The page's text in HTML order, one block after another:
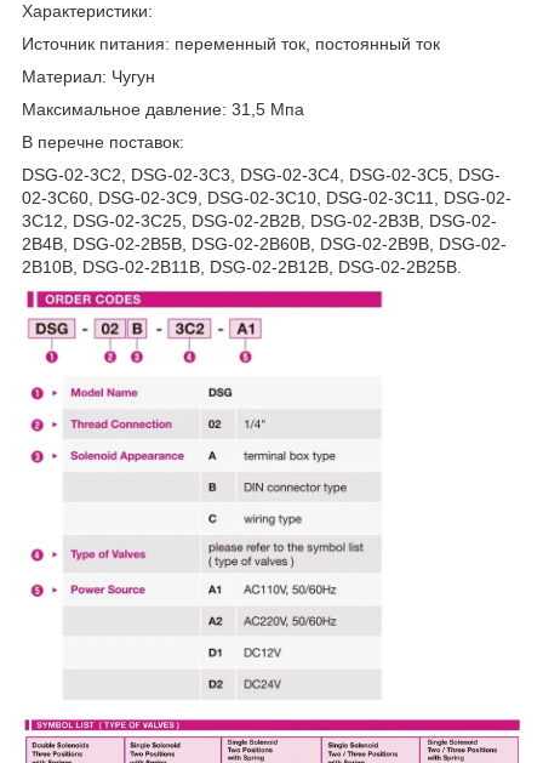
Характеристики:
Источник питания: переменный ток, постоянный ток
Материал: Чугун
Максимальное давление: 31,5 Мпа
В перечне поставок:
DSG-02-3C2, DSG-02-3C3, DSG-02-3C4, DSG-02-3C5, DSG-
02-3C60, DSG-02-3C9, DSG-02-3C10, DSG-02-3C11, DSG-02-
3C12, DSG-02-3C25, DSG-02-2B2B, DSG-02-2B3B, DSG-02-
2B4B, DSG-02-2B5B, DSG-02-2B60B, DSG-02-2B9B, DSG-02-
2B10B, DSG-02-2B11B, DSG-02-2B12B, DSG-02-2B25B.